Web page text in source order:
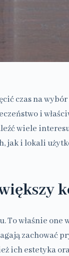
czas na
i
wiele
jak i lokali
właśnie one
zachować
ich estetyka